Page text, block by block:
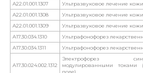
A22.01.001.1307 Ультразвуковое лечение кожи
A22.01.001.1308
Ультразвуковое лечение
A22.01.001.1309
Ультразвуковое лечение
A17.30.034.1310
Ультрафонофорез
A17.30.034.1311
Ультрафонофорез
A17.30.024.002.1312
Электрофорез
модулированными токами